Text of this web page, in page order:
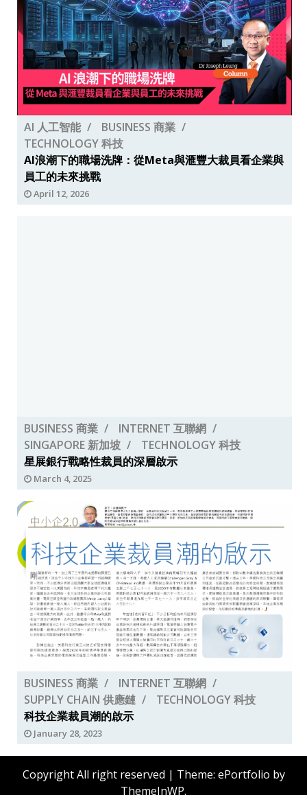
AI 人工智能
BUSINESS 商業
TECHNOLOGY 科技
AI浪潮下的職場洗牌：從Meta與滙豐大裁員看企業與
員工的未來挑戰
April 12, 2026
BUSINESS 商業
INTERNET 互聯網
SINGAPORE 新加坡
TECHNOLOGY 科技
星展銀行戰略性裁員的深層啟示
March 4, 2025
BUSINESS 商業
INTERNET 互聯網
SUPPLY CHAIN 供應鏈
TECHNOLOGY 科技
科技企業裁員潮的啟示
January 28, 2023
Copyright All right reserved | Theme: ePortfolio by
ThemeInWP.